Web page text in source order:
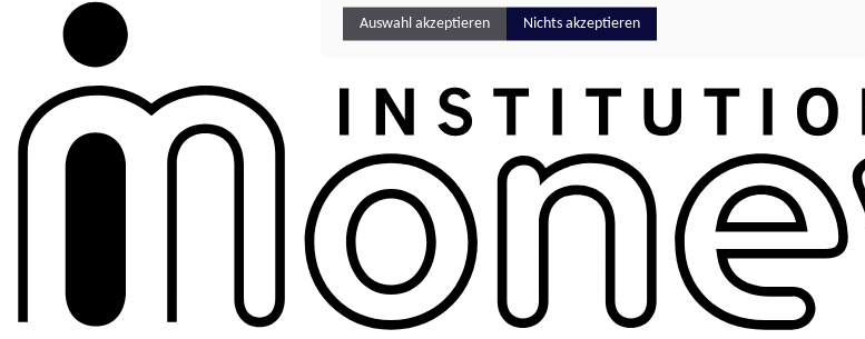
Auswahl akzeptieren Nichts akzeptieren